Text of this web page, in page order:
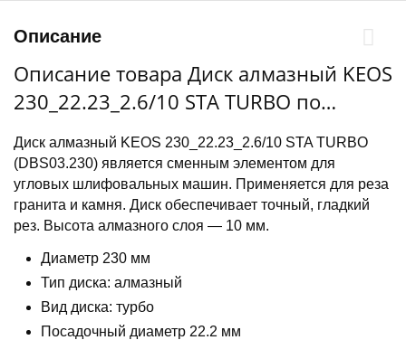
Описание
Описание товара Диск алмазный KEOS
230_22.23_2.6/10 STA TURBO по
граниту, камню, железобетону,
кирпичу DBS03.230
Диск алмазный KEOS 230_22.23_2.6/10 STA TURBO
(DBS03.230) является сменным элементом для
угловых шлифовальных машин. Применяется для реза
гранита и камня. Диск обеспечивает точный, гладкий
рез. Высота алмазного слоя — 10 мм.
Диаметр 230 мм
Тип диска: алмазный
Вид диска: турбо
Посадочный диаметр 22.2 мм